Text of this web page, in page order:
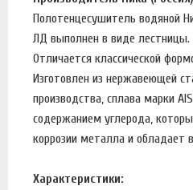
Полотенцесушитель водяной
ЛД выполнен в виде лестницы.
Отличается классической
Изготовлен из нержавеющей
производства, сплава марки
содержанием углерода,
коррозии металла и обладает
Характеристики: